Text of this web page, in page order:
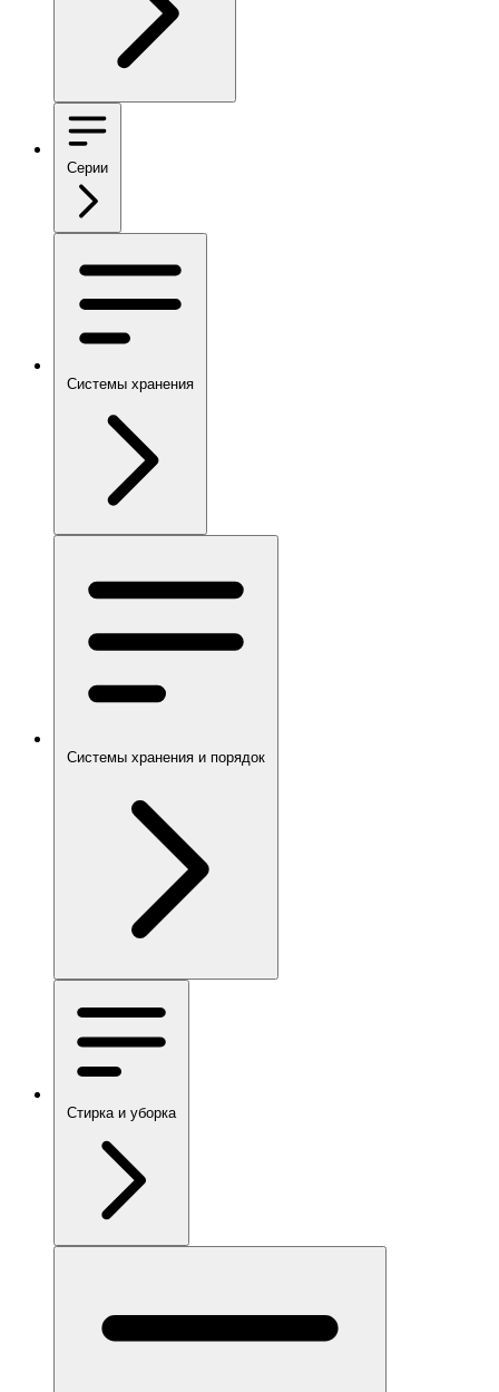
Серии
Системы хранения
Системы хранения и порядок
Стирка и уборка